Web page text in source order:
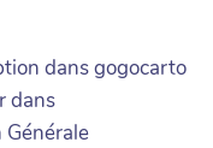
dans gogocarto
dans